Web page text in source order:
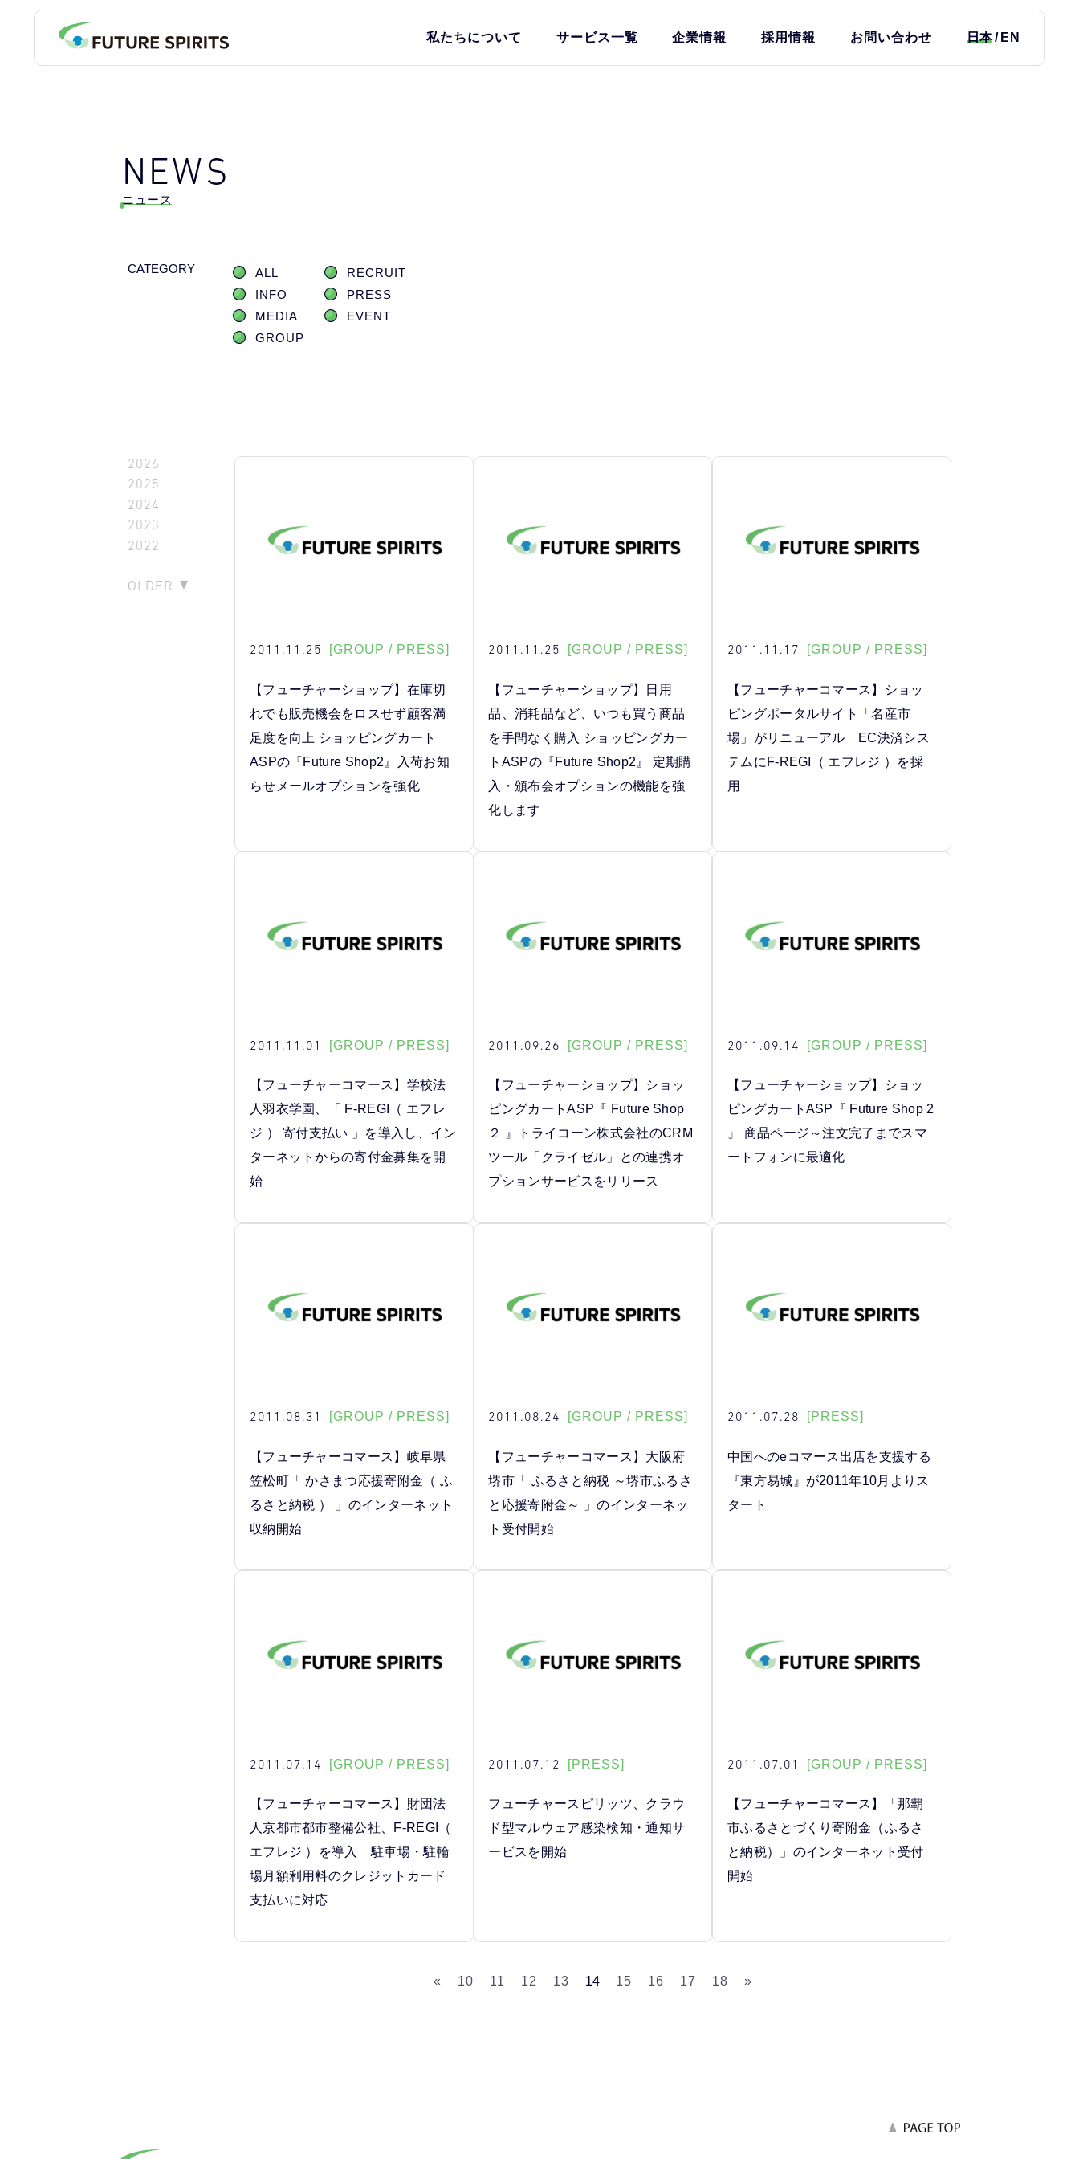
私たちについて サービス一覧 企業情報 採用情報 お問い合わせ 日本 EN
NEWS
ニュース
CATEGORY ALL
RECRUIT
INFO
PRESS
MEDIA
EVENT
GROUP
2026
2025
2024
2023
2022
OLDER
2011.11.25 [GROUP / PRESS]
【フューチャーショップ】在庫切
れでも販売機会をロスせず顧客満
足度を向上 ショッピングカート
ASPの『Future Shop2』入荷お知
らせメールオプションを強化
2011.11.25 [GROUP / PRESS]
【フューチャーショップ】日用
品、消耗品など、いつも買う商品
を手間なく購入 ショッピングカー
トASPの『Future Shop2』 定期購
入・頒布会オプションの機能を強
化します
2011.11.17 [GROUP / PRESS]
【フューチャーコマース】ショッ
ピングポータルサイト「名産市
場」がリニューアル EC決済シス
テムにF-REGI（ エフレジ ）を採
用
2011.11.01 [GROUP / PRESS]
【フューチャーコマース】学校法
人羽衣学園、「 F-REGI（ エフレ
ジ ） 寄付支払い 」を導入し、イン
ターネットからの寄付金募集を開
始
2011.09.26 [GROUP / PRESS]
【フューチャーショップ】ショッ
ピングカートASP『 Future Shop
２ 』トライコーン株式会社のCRM
ツール「クライゼル」との連携オ
プションサービスをリリース
2011.09.14 [GROUP / PRESS]
【フューチャーショップ】ショッ
ピングカートASP『 Future Shop 2
』 商品ページ～注文完了までスマ
ートフォンに最適化
2011.08.31 [GROUP / PRESS]
【フューチャーコマース】岐阜県
笠松町「 かさまつ応援寄附金（ ふ
るさと納税 ） 」のインターネット
収納開始
2011.08.24 [GROUP / PRESS]
【フューチャーコマース】大阪府
堺市「 ふるさと納税 ～堺市ふるさ
と応援寄附金～ 」のインターネッ
ト受付開始
2011.07.28 [PRESS]
中国へのeコマース出店を支援する
『東方易城』が2011年10月よりス
タート
2011.07.14 [GROUP / PRESS]
【フューチャーコマース】財団法
人京都市都市整備公社、F-REGI（
エフレジ ）を導入 駐車場・駐輪
場月額利用料のクレジットカード
支払いに対応
2011.07.12 [PRESS]
フューチャースピリッツ、クラウ
ド型マルウェア感染検知・通知サ
ービスを開始
2011.07.01 [GROUP / PRESS]
【フューチャーコマース】「那覇
市ふるさとづくり寄附金（ふるさ
と納税）」のインターネット受付
開始
« 10 11 12 13 14 15 16 17 18 »